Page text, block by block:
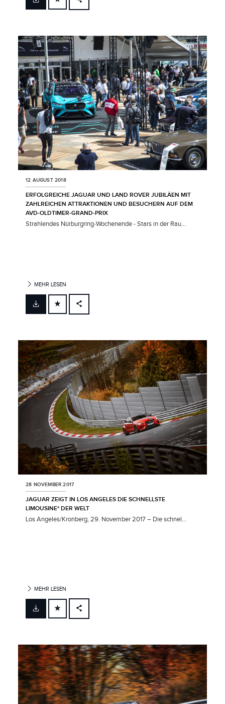
FACEBOOK
LINKEDIN
SHARE
12 AUGUST 2018
ERFOLGREICHE JAGUAR UND LAND ROVER JUBILÄEN MIT
ZAHLREICHEN ATTRAKTIONEN UND BESUCHERN AUF DEM
AVD‑OLDTIMER‑GRAND‑PRIX
Strahlendes Nürburgring‑Wochenende ‑ Stars in der Rau...
MEHR LESEN
FACEBOOK
LINKEDIN
SHARE
28 NOVEMBER 2017
JAGUAR ZEIGT IN LOS ANGELES DIE SCHNELLSTE
LIMOUSINE* DER WELT
Los Angeles/Kronberg, 29. November 2017 – Die schnel...
MEHR LESEN
FACEBOOK
LINKEDIN
SHARE